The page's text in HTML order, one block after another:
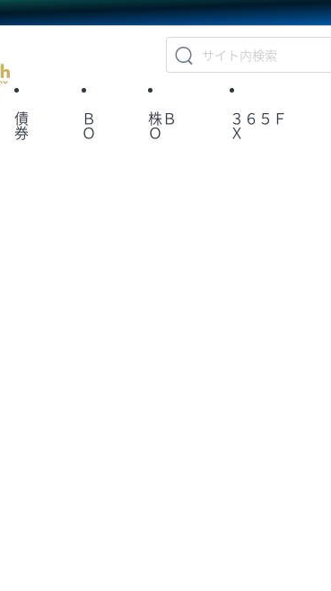
債
券
Ｂ
Ｏ
株Ｂ
Ｏ
３６５Ｆ
Ｘ